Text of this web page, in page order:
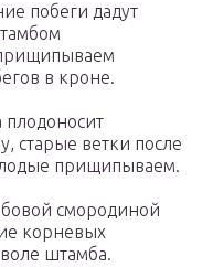
побеги дадут
в кроне.
плодоносит
старые ветки после
прищипываем.
смородиной
корневых
штамба.